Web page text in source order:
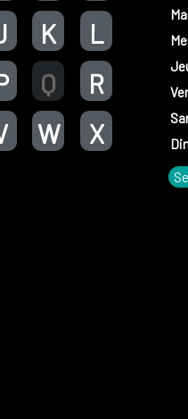
K
L
Q
R
W
X